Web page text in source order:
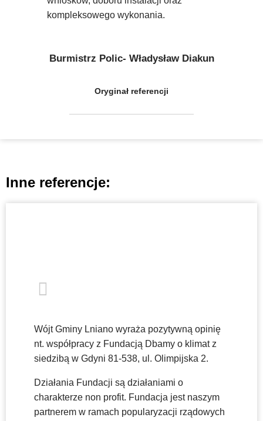
kompleksowego wykonania.
Burmistrz Polic- Władysław Diakun
Oryginał referencji
Inne referencje:
Wójt Gminy Lniano wyraża pozytywną opinię
nt. współpracy z Fundacją Dbamy o klimat z
siedzibą w Gdyni 81-538, ul. Olimpijska 2.
Działania Fundacji są działaniami o
charakterze non profit. Fundacja jest naszym
partnerem w ramach popularyzacji rządowych